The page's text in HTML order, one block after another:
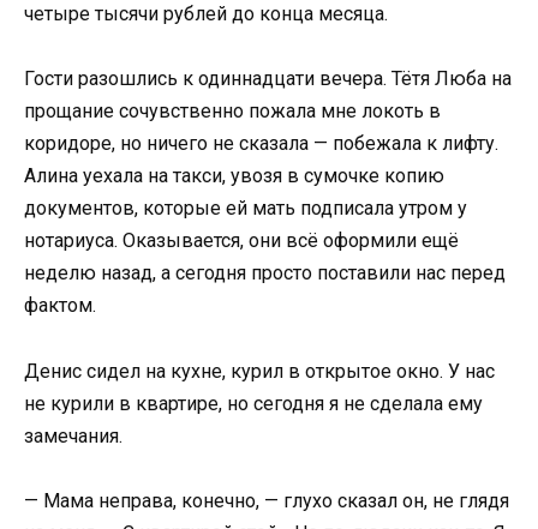
четыре тысячи рублей до конца месяца.
Гости разошлись к одиннадцати вечера. Тётя Люба на
прощание сочувственно пожала мне локоть в
коридоре, но ничего не сказала — побежала к лифту.
Алина уехала на такси, увозя в сумочке копию
документов, которые ей мать подписала утром у
нотариуса. Оказывается, они всё оформили ещё
неделю назад, а сегодня просто поставили нас перед
фактом.
Денис сидел на кухне, курил в открытое окно. У нас
не курили в квартире, но сегодня я не сделала ему
замечания.
— Мама неправа, конечно, — глухо сказал он, не глядя